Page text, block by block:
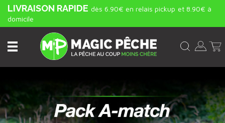
LIVRAISON RAPIDE dès 6.90€ en relais pickup et 8.90€ à
domicile